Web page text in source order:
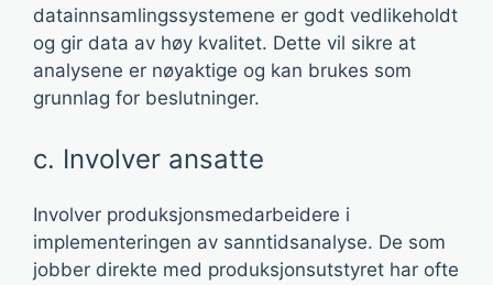
datainnsamlingssystemene er godt vedlikeholdt
og gir data av høy kvalitet. Dette vil sikre at
analysene er nøyaktige og kan brukes som
grunnlag for beslutninger.
c. Involver ansatte
Involver produksjonsmedarbeidere i
implementeringen av sanntidsanalyse. De som
jobber direkte med produksjonsutstyret har ofte